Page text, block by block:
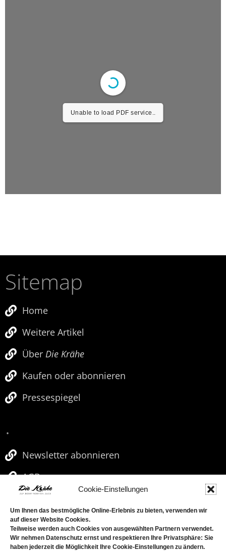
Cookie-Einstellungen
Um Ihnen das bestmögliche Online-Erlebnis zu bieten, verwenden wir
auf dieser Website Cookies.
Teilweise werden auch Cookies von ausgewählten Partnern verwendet.
Wir nehmen Datenschutz ernst und respektieren Ihre Privatsphäre: Sie
haben jederzeit die Möglichkeit Ihre Cookie-Einstellungen zu ändern.
Unable to load PDF service..
Sitemap
Home
Weitere Artikel
Über Die Krähe
Kaufen oder abonnieren
Pressespiegel
.
Newsletter abonnieren
AGBs
Impressum
Cookies & Datenschutz